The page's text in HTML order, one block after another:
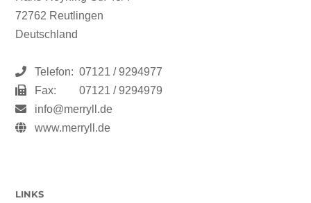
72762 Reutlingen
Deutschland
Telefon: 07121 / 9294977
Fax:
07121 / 9294979
info@merryll.de
www.merryll.de
LINKS